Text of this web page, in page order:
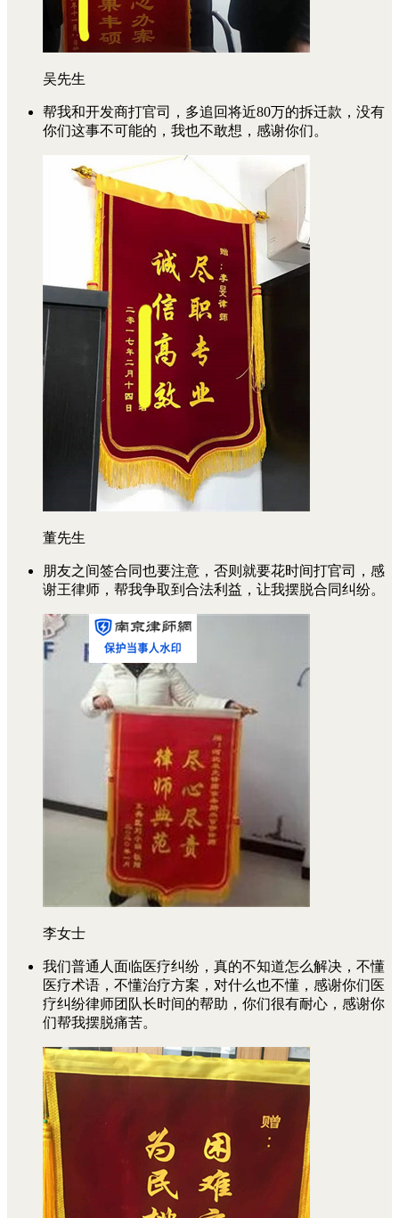
吴先生
帮我和开发商打官司，多追回将近80万的拆迁款，没有
你们这事不可能的，我也不敢想，感谢你们。
董先生
朋友之间签合同也要注意，否则就要花时间打官司，感
谢王律师，帮我争取到合法利益，让我摆脱合同纠纷。
李女士
我们普通人面临医疗纠纷，真的不知道怎么解决，不懂
医疗术语，不懂治疗方案，对什么也不懂，感谢你们医
疗纠纷律师团队长时间的帮助，你们很有耐心，感谢你
们帮我摆脱痛苦。